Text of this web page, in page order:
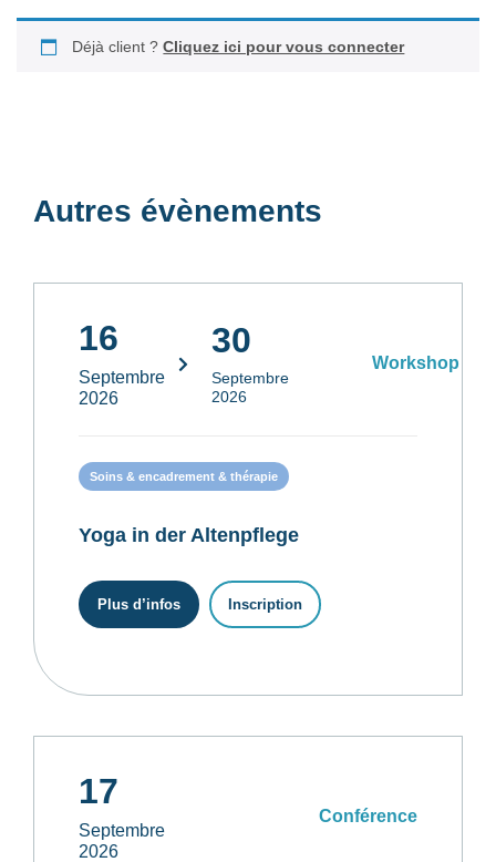
Déjà client ?Cliquez ici pour vous connecter
Autres évènements
16
Septembre
2026
30
Septembre
2026
Workshop
Soins & encadrement & thérapie
Yoga in der Altenpflege
Plus d’infos Inscription
17
Septembre
2026
Conférence